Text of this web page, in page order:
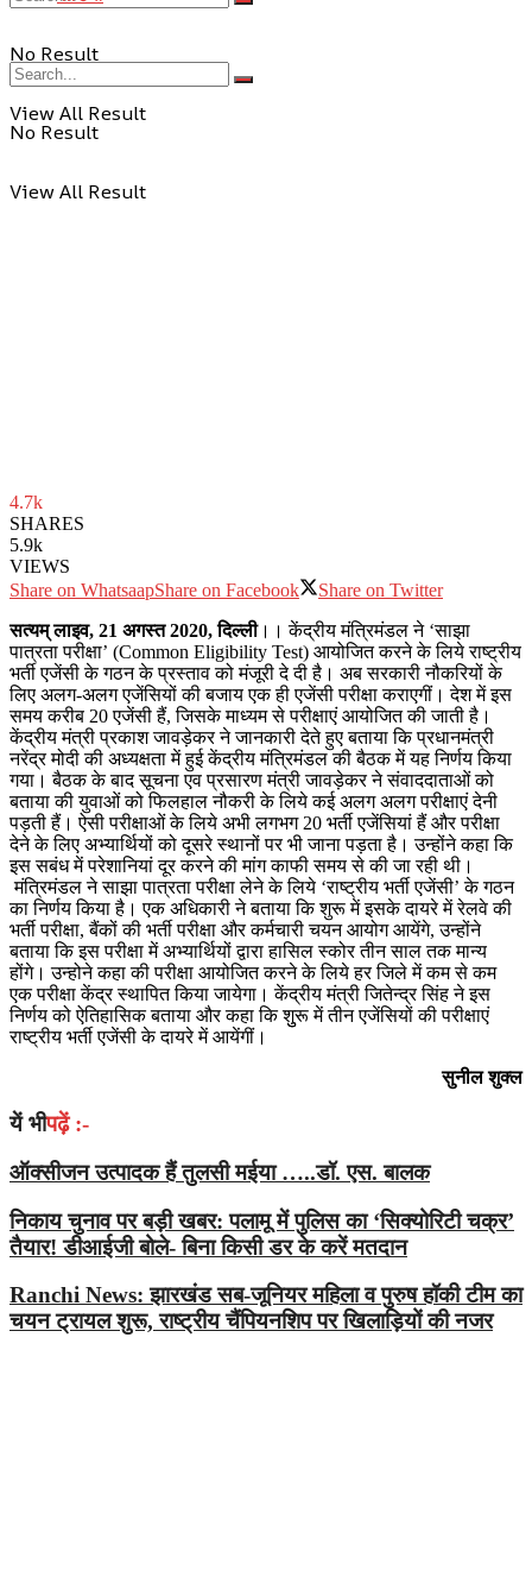
No Result
View All Result
No Result
View All Result
4.7k
SHARES
5.9k
VIEWS
Share on WhatsaapShare on Facebook
Share on Twitter
सत्‍यम् लाइव, 21 अगस्‍त 2020, दिल्‍ली।। केंद्रीय मंत्रिमंडल ने ‘साझा
पात्रता परीक्षा’ (Common Eligibility Test) आयोजित करने के लिये राष्ट्रीय
भर्ती एजेंसी के गठन के प्रस्ताव को मंजूरी दे दी है। अब सरकारी नौकरियों के
लिए अलग-अलग एजेंसियों की बजाय एक ही एजेंसी परीक्षा कराएगीं। देश में इस
समय करीब 20 एजेंसी हैं, जिसके माध्‍यम से परीक्षाएं आयोजित की जाती है।
केंद्रीय मंत्री प्रकाश जावड़ेकर ने जानकारी देते हुए बताया कि प्रधानमंत्री
नरेंद्र मोदी की अध्यक्षता में हुई केंद्रीय मंत्रिमंडल की बैठक में यह निर्णय किया
गया। बैठक के बाद सूचना एव प्रसारण मंत्री जावड़ेकर ने संवाददाताओं को
बताया की युवाओं को फिलहाल नौकरी के लिये कई अलग अलग परीक्षाएं देनी
पड़ती हैं। ऐसी परीक्षाओं के लिये अभी लगभग 20 भर्ती एजेंसियां हैं और परीक्षा
देने के लिए अभ्‍यार्थियों को दूसरे स्थानों पर भी जाना पड़ता है। उन्होंने कहा कि
इस सबंध में परेशानियां दूर करने की मांग काफी समय से की जा रही थी।
मंत्रिमंडल ने साझा पात्रता परीक्षा लेने के लिये ‘राष्ट्रीय भर्ती एजेंसी’ के गठन
का निर्णय किया है। एक अधिकारी ने बताया कि शुरू में इसके दायरे में रेलवे की
भर्ती परीक्षा, बैंकों की भर्ती परीक्षा और कर्मचारी चयन आयोग आयेंगे, उन्होंने
बताया कि इस परीक्षा में अभ्‍यार्थियों द्वारा हासिल स्कोर तीन साल तक मान्य
होंगे। उन्‍‍‍‍‍होने कहा की परीक्षा आयोजित करने के लिये हर जिले में कम से कम
एक परीक्षा केंद्र स्थापित किया जायेगा। केंद्रीय मंत्री जितेन्द्र सिंह ने इस
निर्णय को ऐतिहासिक बताया और कहा कि शुुरू में तीन एजेंसियों की परीक्षाएं
राष्ट्रीय भर्ती एजेंसी के दायरे में आयेंगीं।
सुनील शुक्‍ल
यें भीपढ़ें :-
ऑक्सीजन उत्पादक हैं तुलसी मईया …..डॉ. एस. बालक
निकाय चुनाव पर बड़ी खबर: पलामू में पुलिस का ‘सिक्योरिटी चक्र’
तैयार! डीआईजी बोले- बिना किसी डर के करें मतदान
Ranchi News: झारखंड सब-जूनियर महिला व पुरुष हॉकी टीम का
चयन ट्रायल शुरू, राष्ट्रीय चैंपियनशिप पर खिलाड़ियों की नजर